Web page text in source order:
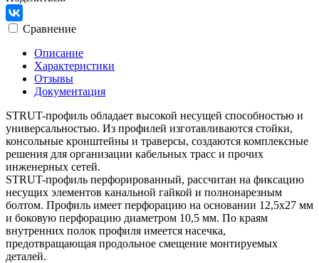
Сравнение
Описание
Характеристики
Отзывы
Документация
STRUT-профиль обладает высокой несущей способностью и
универсальностью. Из профилей изготавливаются стойки,
консольные кронштейны и траверсы, создаются комплексные
решения для организации кабельных трасс и прочих
инженерных сетей.
STRUT-профиль перфорированный, рассчитан на фиксацию
несущих элементов канальной гайкой и полнонарезным
болтом. Профиль имеет перфорацию на основании 12,5х27 мм
и боковую перфорацию диаметром 10,5 мм. По краям
внутренних полок профиля имеется насечка,
предотвращающая продольное смещение монтируемых
деталей.